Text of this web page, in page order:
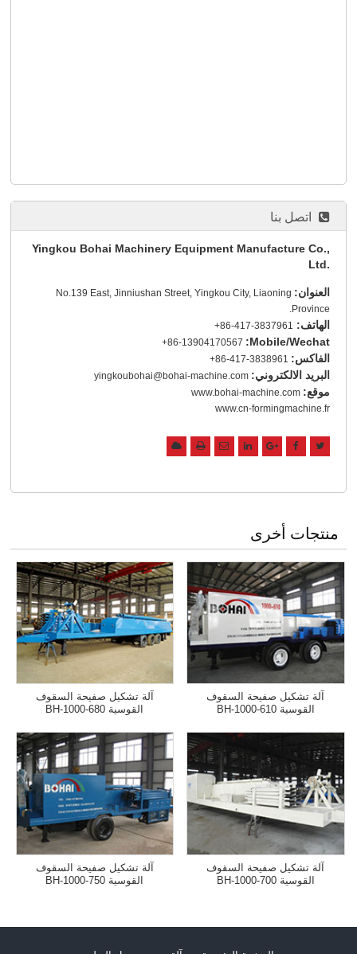
اتصل بنا
Yingkou Bohai Machinery Equipment Manufacture Co.,
Ltd.
العنوان: No.139 East, Jinniushan Street, Yingkou City, Liaoning
Province.
الهاتف: +86-417-3837961
Mobile/Wechat:
+86-13904170567
الفاكس: +86-417-3838961
البريد الالكتروني: yingkoubohai@bohai-machine.com
موقع: www.bohai-machine.com
www.cn-formingmachine.fr
منتجات أخرى
آلة تشكيل صفيحة السقوف
القوسية BH-1000-610
آلة تشكيل صفيحة السقوف
القوسية BH-1000-680
آلة تشكيل صفيحة السقوف
القوسية BH-1000-700
آلة تشكيل صفيحة السقوف
القوسية BH-1000-750